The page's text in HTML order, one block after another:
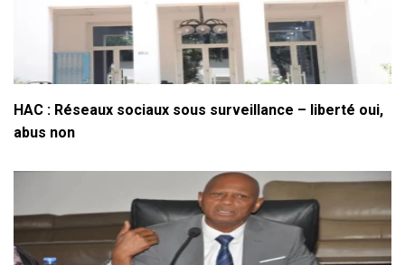
HAC : Réseaux sociaux sous surveillance – liberté oui,
abus non